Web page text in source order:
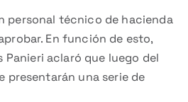
personal técnico de hacienda
En función de esto,
aclaró que luego del
presentarán una serie de